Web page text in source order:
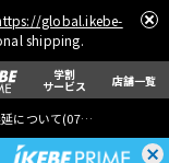
global.ikebe-
shipping.
学割
サービス 店舗一覧
について(07月29日